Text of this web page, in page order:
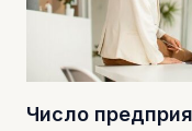
Число